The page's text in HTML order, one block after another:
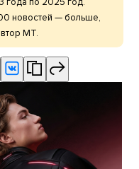
новостей — больше,
МТ.